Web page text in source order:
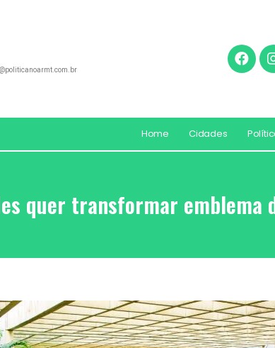
Home Cidades
quer transformar emblema